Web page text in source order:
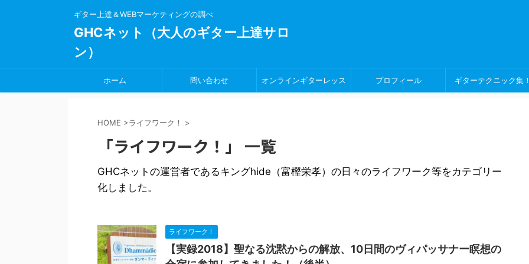
ギター上達＆WEBマーケティングの調べ
GHCネット（大人のギター上達サロ
ン）
ホーム 問い合わせ オンラインギターレッス プロフィール ギターテクニック集
HOME >ライフワーク！ >
「ライフワーク！」 一覧
GHCネットの運営者であるキングhide（富樫栄孝）の日々のライフワーク等をカテゴリー
化しました。
ライフワーク！
【実録2018】聖なる沈黙からの解放、10日間のヴィパッサナー瞑想の